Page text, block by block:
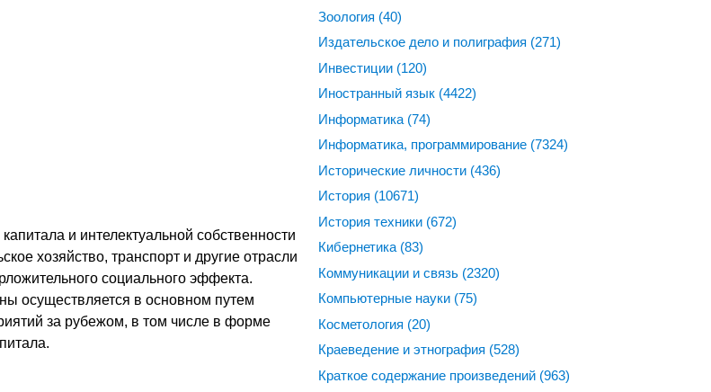
и интелектуальной собственности
хозяйство, транспорт и другие отрасли
социального эффекта.
осуществляется в основном путем
за рубежом, в том числе в форме
Зоология (40)
Издательское дело и полиграфия (271)
Инвестиции (120)
Иностранный язык (4422)
Информатика (74)
Информатика, программирование (7324)
Исторические личности (436)
История (10671)
История техники (672)
Кибернетика (83)
Коммуникации и связь (2320)
Компьютерные науки (75)
Косметология (20)
Краеведение и этнография (528)
Краткое содержание произведений (963)